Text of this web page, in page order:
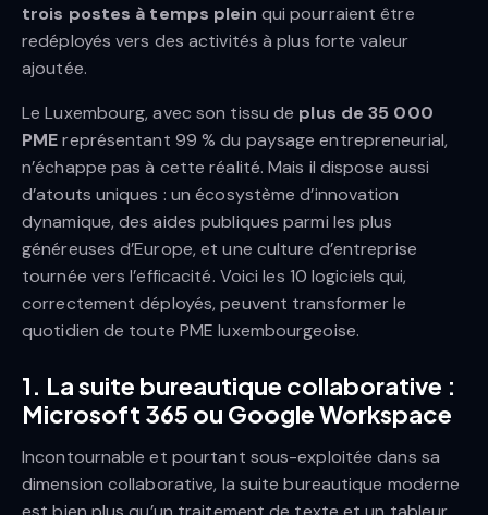
trois postes à temps plein qui pourraient être
redéployés vers des activités à plus forte valeur
ajoutée.
Le Luxembourg, avec son tissu de plus de 35 000
PMEreprésentant 99 % du paysage entrepreneurial,
n’échappe pas à cette réalité. Mais il dispose aussi
d’atouts uniques : un écosystème d’innovation
dynamique, des aides publiques parmi les plus
généreuses d’Europe, et une culture d’entreprise
tournée vers l’efficacité. Voici les 10 logiciels qui,
correctement déployés, peuvent transformer le
quotidien de toute PME luxembourgeoise.
1. La suite bureautique collaborative :
Microsoft 365 ou Google Workspace
Incontournable et pourtant sous-exploitée dans sa
dimension collaborative, la suite bureautique moderne